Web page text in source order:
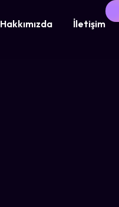
Hakkımızda İletişim